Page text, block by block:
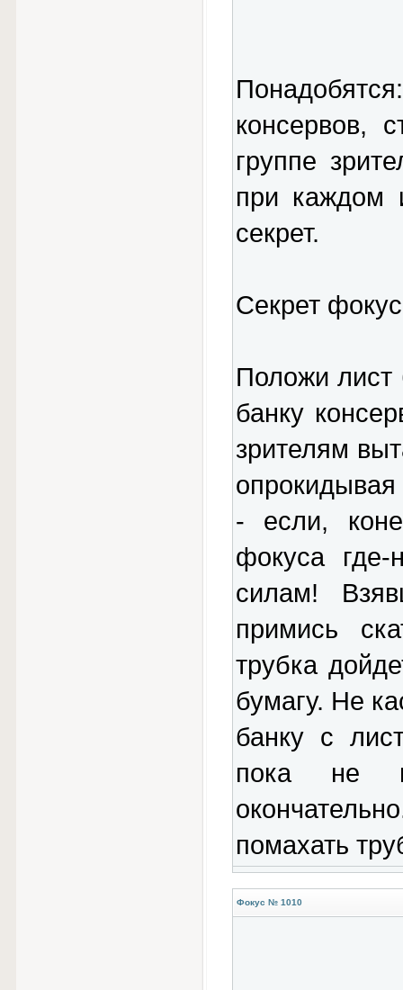
консервов,
группе
при каждом
секрет.
Секрет
Положи лист
банку
зрителям
опрокидывая
- если,
фокуса
силам!
примись
трубка
бумагу. Не
банку с
пока не
помахать
Фокус № 1010